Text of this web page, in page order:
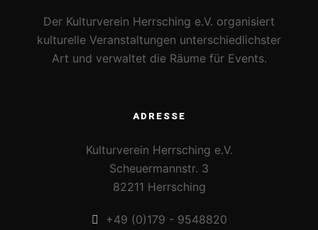
Der Kulturverein Herrsching e.V. organisiert
kulturelle Veranstaltungen unterschiedlichster
Art und verwaltet die Räume für Events.
ADRESSE
Kulturverein Herrsching e.V.
Scheuermannstr. 3
82211 Herrsching
+49 (0)179 - 9548820